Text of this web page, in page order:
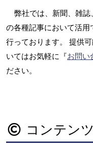
弊社では、新聞、雑
の各種記事において活
行っております。 提供
いてはお気軽に『お問い
ださい。
コンテン